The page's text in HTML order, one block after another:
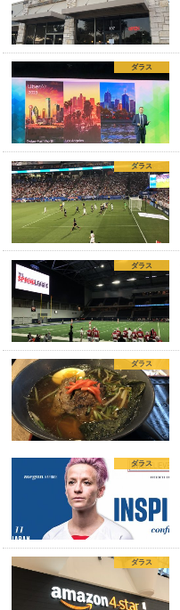
ダラス
ダラス
ダラス
ダラス
ダラス
ダラス